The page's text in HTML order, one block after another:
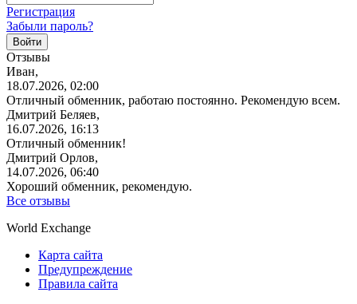
Регистрация
Забыли пароль?
Отзывы
Иван,
18.07.2026, 02:00
Отличный обменник, работаю постоянно. Рекомендую всем.
Дмитрий Беляев,
16.07.2026, 16:13
Отличный обменник!
Дмитрий Орлов,
14.07.2026, 06:40
Хороший обменник, рекомендую.
Все отзывы
World Exchange
Карта сайта
Предупреждение
Правила сайта